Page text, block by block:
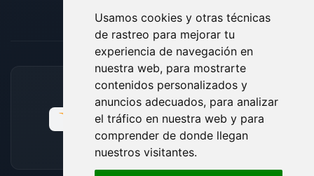
Usamos cookies y otras técnicas
de rastreo para mejorar tu
experiencia de navegación en
nuestra web, para mostrarte
contenidos personalizados y
anuncios adecuados, para analizar
el tráfico en nuestra web y para
comprender de donde llegan
nuestros visitantes.
MÉTODOS DE PAGO ACEPTADOS